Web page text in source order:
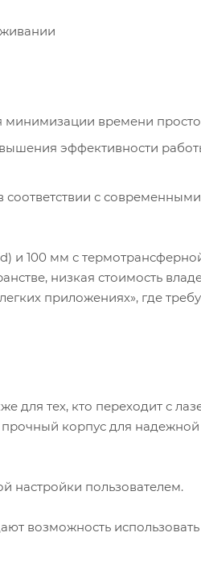
минимизации времени
эффективности
с современными
и 100 мм с
низкая стоимость
приложениях», где
для тех, кто переходит с
прочный корпус для надежной
настройки пользователем.
возможность использовать